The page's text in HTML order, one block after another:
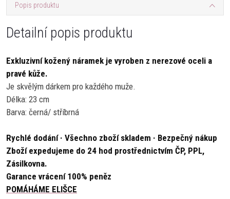
Popis produktu
Detailní popis produktu
Exkluzivní kožený náramek je vyroben z nerezové oceli a
pravé kůže.
Je skvělým dárkem pro každého muže.
Délka: 23 cm
Barva: černá/ stříbrná
Rychlé dodání · Všechno zboží skladem · Bezpečný nákup
Zboží expedujeme do 24 hod prostřednictvím ČP, PPL,
Zásilkovna.
Garance vrácení 100% peněz
POMÁHÁME ELIŠCE